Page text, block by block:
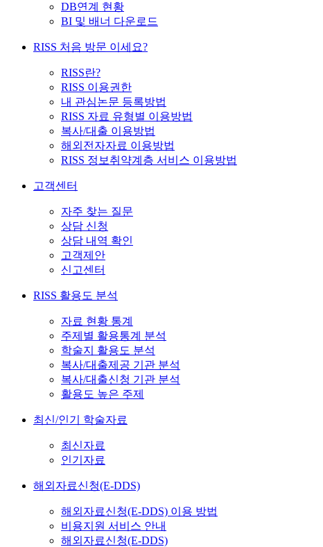
DB연계 현황
BI 및 배너 다운로드
RISS 처음 방문 이세요?
RISS란?
RISS 이용권한
내 관심논문 등록방법
RISS 자료 유형별 이용방법
복사/대출 이용방법
해외전자자료 이용방법
RISS 정보취약계층 서비스 이용방법
고객센터
자주 찾는 질문
상담 신청
상담 내역 확인
고객제안
신고센터
RISS 활용도 분석
자료 현황 통계
주제별 활용통계 분석
학술지 활용도 분석
복사/대출제공 기관 분석
복사/대출신청 기관 분석
활용도 높은 주제
최신/인기 학술자료
최신자료
인기자료
해외자료신청(E-DDS)
해외자료신청(E-DDS) 이용 방법
비용지원 서비스 안내
해외자료신청(E-DDS)